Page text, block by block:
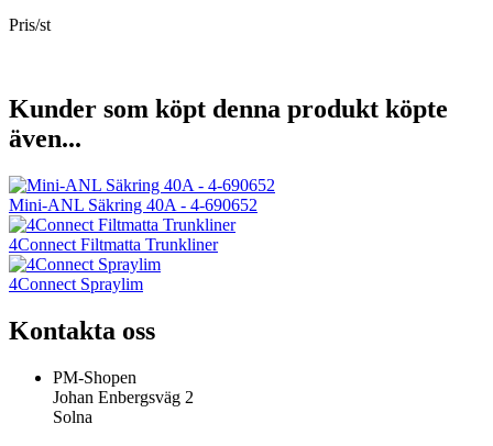
Pris/st
Kunder som köpt denna produkt köpte
även...
Mini-ANL Säkring 40A - 4-690652
4Connect Filtmatta Trunkliner
4Connect Spraylim
Kontakta oss
PM-Shopen
Johan Enbergsväg 2
Solna